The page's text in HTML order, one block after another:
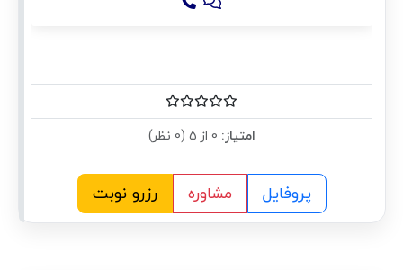
امتیاز:
پروفایل مشاوره رزرو نوبت